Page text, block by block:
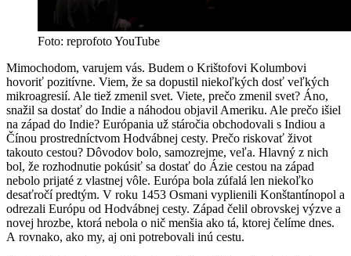
Foto: reprofoto YouTube
Mimochodom, varujem vás. Budem o Krištofovi Kolumbovi
hovoriť pozitívne. Viem, že sa dopustil niekoľkých dosť veľkých
mikroagresií. Ale tiež zmenil svet. Viete, prečo zmenil svet? Áno,
snažil sa dostať do Indie a náhodou objavil Ameriku. Ale prečo išiel
na západ do Indie? Európania už stáročia obchodovali s Indiou a
Čínou prostredníctvom Hodvábnej cesty. Prečo riskovať život
takouto cestou? Dôvodov bolo, samozrejme, veľa. Hlavný z nich
bol, že rozhodnutie pokúsiť sa dostať do Ázie cestou na západ
nebolo prijaté z vlastnej vôle. Európa bola zúfalá len niekoľko
desaťročí predtým. V roku 1453 Osmani vyplienili Konštantínopol a
odrezali Európu od Hodvábnej cesty. Západ čelil obrovskej výzve a
novej hrozbe, ktorá nebola o nič menšia ako tá, ktorej čelíme dnes.
A rovnako, ako my, aj oni potrebovali inú cestu.